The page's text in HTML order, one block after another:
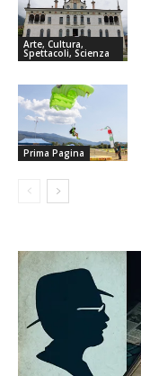
Arte, Cultura,
Spettacoli, Scienza
Prima Pagina